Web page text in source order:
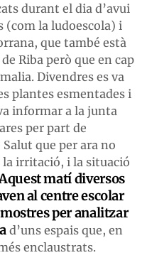
durant el dia d’avui
(com la ludoescola) i
que també està
Riba però que en cap
Divendres es va
plantes esmentades i
informar a la junta
per part de
Salut que per ara no
la irritació, i la situació
matí diversos
al centre escolar
per analitzar
d’uns espais que, en
enclaustrats.